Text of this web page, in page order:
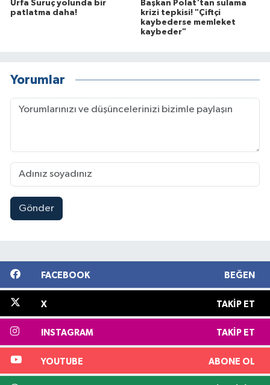
Urfa Suruç yolunda bir
patlatma daha!
Başkan Polat'tan sulama
krizi tepkisi! "Çiftçi
kaybederse memleket
kaybeder"
Yorumlar
Gönder
FACEBOOK BEĞEN
X TAKIP ET
INSTAGRAM TAKIP ET
YOUTUBE ABONE OL